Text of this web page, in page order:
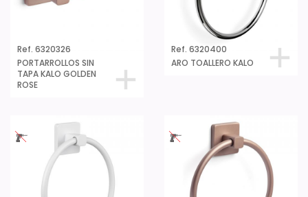
Ref. 6320326
PORTARROLLOS SIN
TAPA KALO GOLDEN
ROSE
Ref. 6320400
ARO TOALLERO KALO